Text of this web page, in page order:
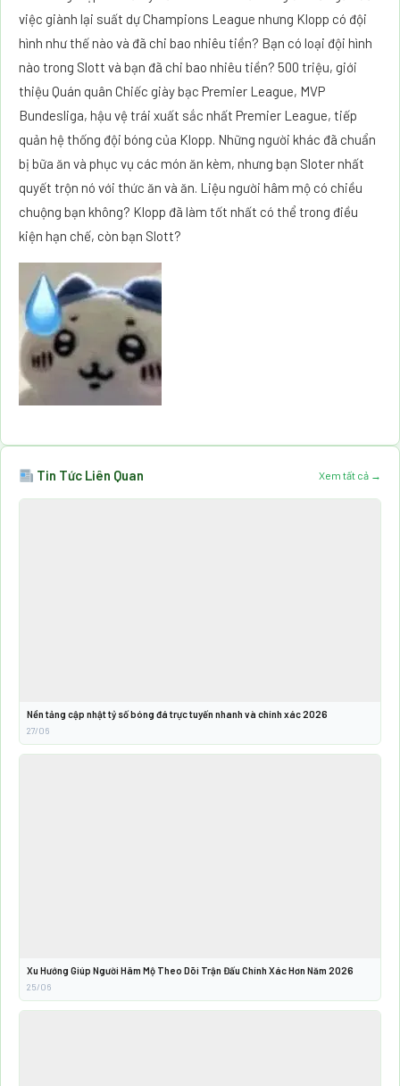
việc giành lại suất dự Champions League nhưng Klopp có đội
hình như thế nào và đã chi bao nhiêu tiền? Bạn có loại đội hình
nào trong Slott và bạn đã chi bao nhiêu tiền? 500 triệu, giới
thiệu Quán quân Chiếc giày bạc Premier League, MVP
Bundesliga, hậu vệ trái xuất sắc nhất Premier League, tiếp
quản hệ thống đội bóng của Klopp. Những người khác đã chuẩn
bị bữa ăn và phục vụ các món ăn kèm, nhưng bạn Sloter nhất
quyết trộn nó với thức ăn và ăn. Liệu người hâm mộ có chiều
chuộng bạn không? Klopp đã làm tốt nhất có thể trong điều
kiện hạn chế, còn bạn Slott?
Tin Tức Liên Quan Xem tất cả →
Nền tảng cập nhật tỷ số bóng đá trực tuyến nhanh và chính xác 2026
27/06
Xu Hướng Giúp Người Hâm Mộ Theo Dõi Trận Đấu Chính Xác Hơn Năm 2026
25/06